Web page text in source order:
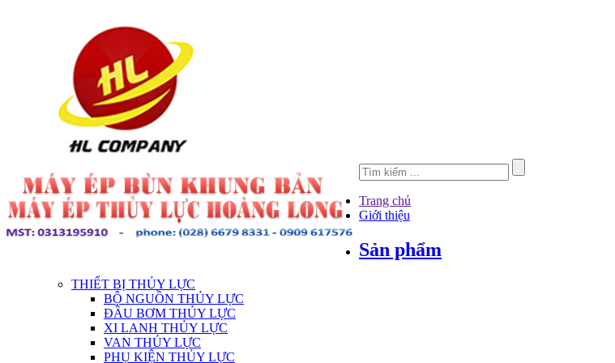
Trang chủ
Giới thiệu
Sản phẩm
THIẾT BỊ THỦY LỰC
BỘ NGUỒN THỦY LỰC
ĐẦU BƠM THỦY LỰC
XI LANH THỦY LỰC
VAN THỦY LỰC
PHỤ KIỆN THỦY LỰC